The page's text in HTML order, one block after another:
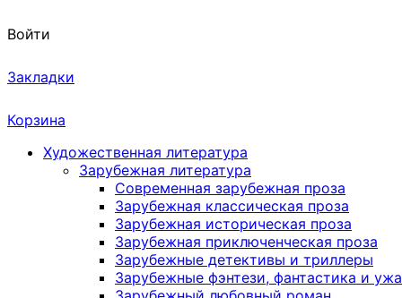
Войти
Закладки
Корзина
Художественная литература
Зарубежная литература
Современная зарубежная проза
Зарубежная классическая проза
Зарубежная историческая проза
Зарубежная приключенческая проза
Зарубежные детективы и триллеры
Зарубежные фэнтези, фантастика и